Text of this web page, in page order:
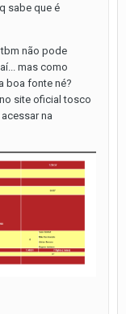
sabe que é
não pode
mas como
boa fonte né?
site oficial tosco
na